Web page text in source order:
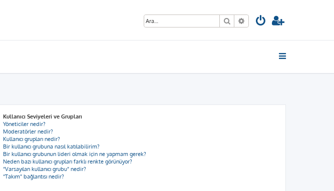
Ara Gelişmiş arama
Kullanıcı Seviyeleri ve Grupları
Yöneticiler nedir?
Moderatörler nedir?
Kullanıcı grupları nedir?
Bir kullanıcı grubuna nasıl katılabilirim?
Bir kullanıcı grubunun lideri olmak için ne yapmam gerek?
Neden bazı kullanıcı grupları farklı renkte görünüyor?
“Varsayılan kullanıcı grubu” nedir?
“Takım” bağlantısı nedir?